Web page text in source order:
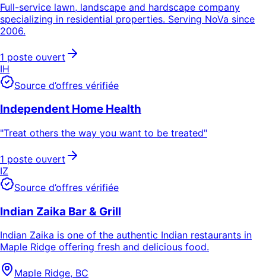
Full-service lawn, landscape and hardscape company
specializing in residential properties. Serving NoVa since
2006.
1 poste ouvert
IH
Source d’offres vérifiée
Independent Home Health
"Treat others the way you want to be treated"
1 poste ouvert
IZ
Source d’offres vérifiée
Indian Zaika Bar & Grill
Indian Zaika is one of the authentic Indian restaurants in
Maple Ridge offering fresh and delicious food.
Maple Ridge, BC